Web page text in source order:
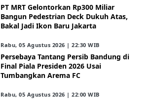
PT MRT Gelontorkan Rp300 Miliar
Bangun Pedestrian Deck Dukuh Atas,
Bakal Jadi Ikon Baru Jakarta
Rabu, 05 Agustus 2026 | 22:30 WIB
Persebaya Tantang Persib Bandung di
Final Piala Presiden 2026 Usai
Tumbangkan Arema FC
Rabu, 05 Agustus 2026 | 22:00 WIB